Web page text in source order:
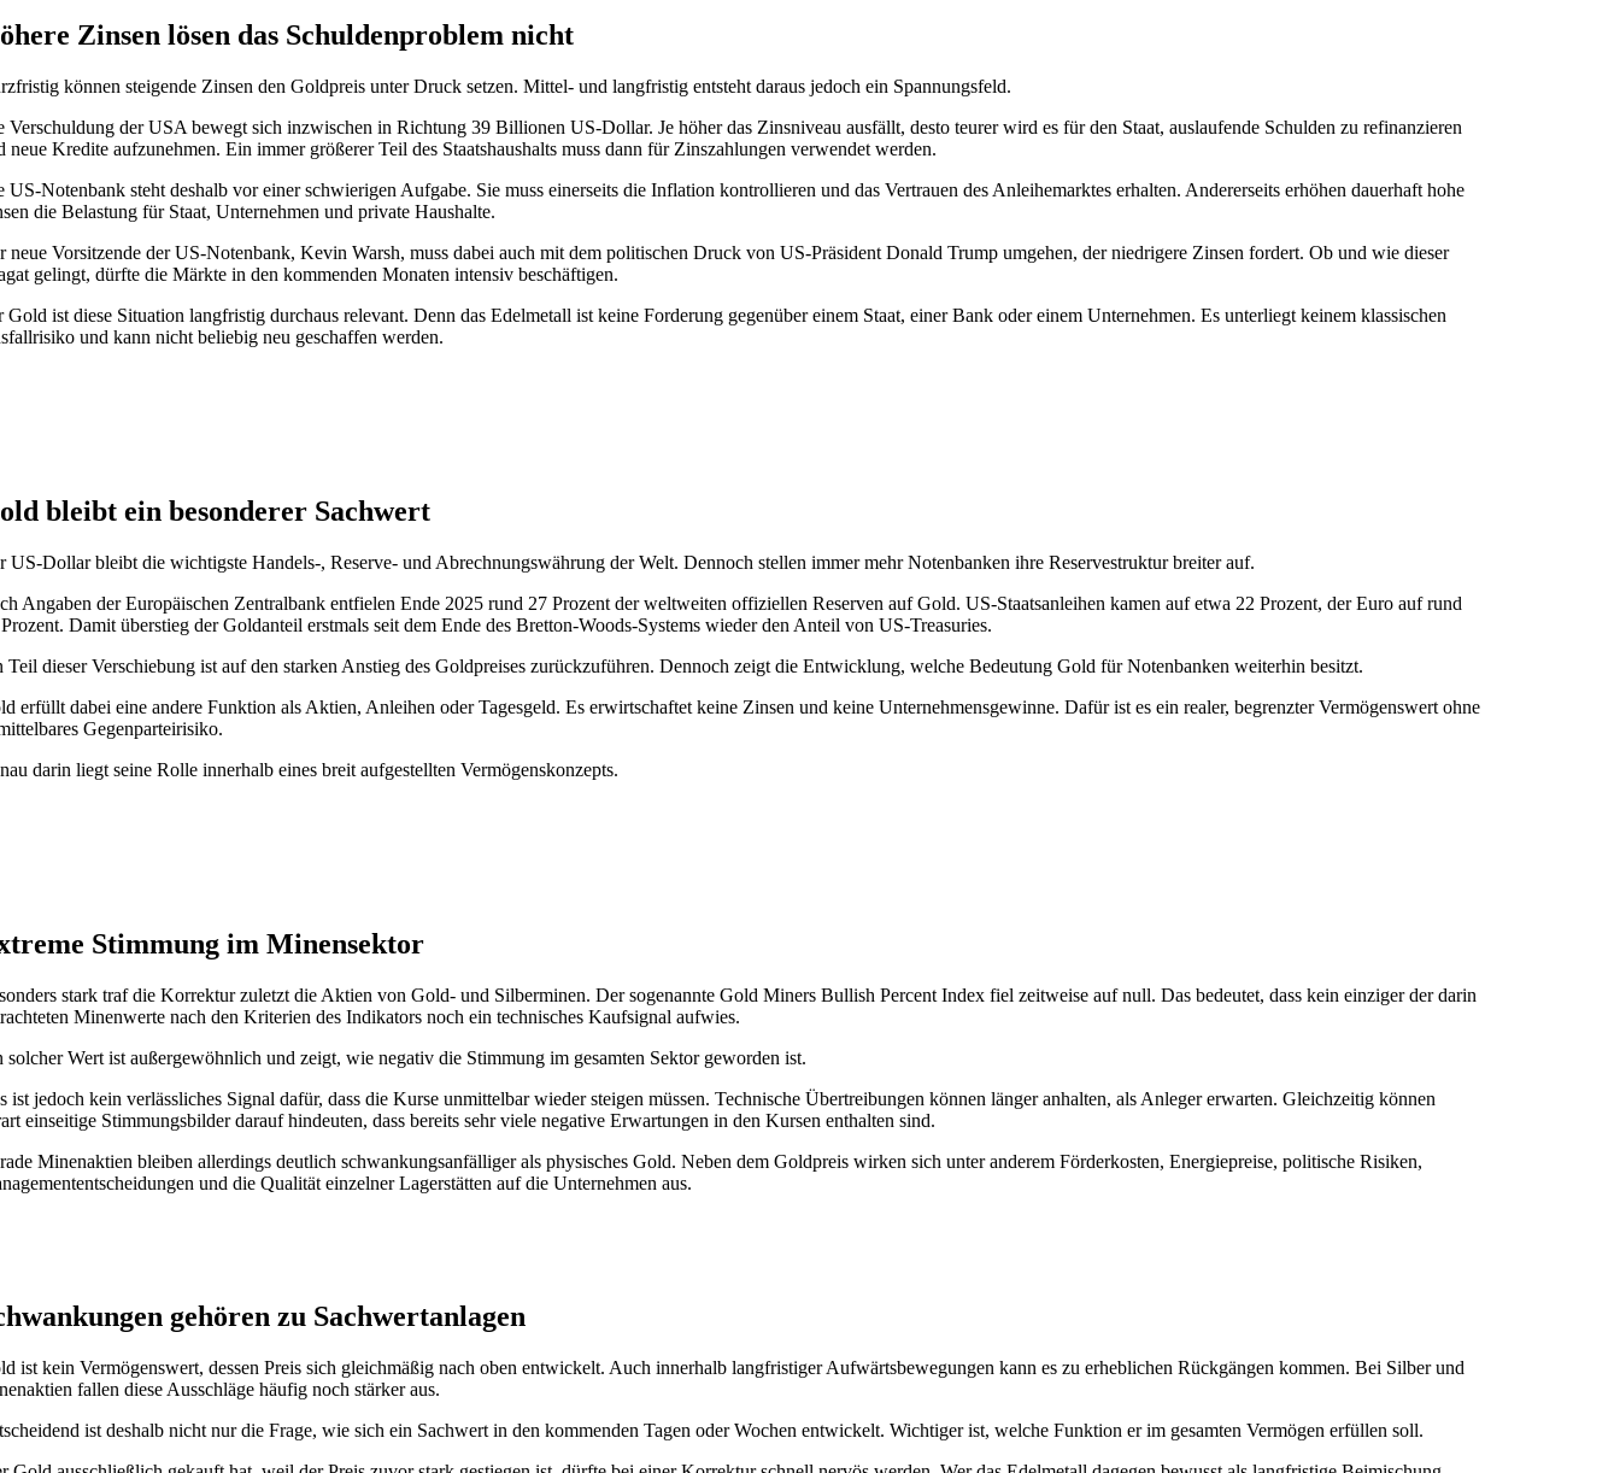
Zinsen lösen das Schuldenproblem nicht
können steigende Zinsen den Goldpreis unter Druck setzen. Mittel- und langfristig entsteht daraus jedoch ein Spannungsfeld.
Verschuldung der USA bewegt sich inzwischen in Richtung 39 Billionen US-Dollar. Je höher das Zinsniveau ausfällt, desto teurer wird es für den Staat, auslaufende Schulden zu refinanzieren
neue Kredite aufzunehmen. Ein immer größerer Teil des Staatshaushalts muss dann für Zinszahlungen verwendet werden.
US-Notenbank steht deshalb vor einer schwierigen Aufgabe. Sie muss einerseits die Inflation kontrollieren und das Vertrauen des Anleihemarktes erhalten. Andererseits erhöhen dauerhaft hohe
die Belastung für Staat, Unternehmen und private Haushalte.
neue Vorsitzende der US-Notenbank, Kevin Warsh, muss dabei auch mit dem politischen Druck von US-Präsident Donald Trump umgehen, der niedrigere Zinsen fordert. Ob und wie dieser
gelingt, dürfte die Märkte in den kommenden Monaten intensiv beschäftigen.
Gold ist diese Situation langfristig durchaus relevant. Denn das Edelmetall ist keine Forderung gegenüber einem Staat, einer Bank oder einem Unternehmen. Es unterliegt keinem klassischen
und kann nicht beliebig neu geschaffen werden.
bleibt ein besonderer Sachwert
US-Dollar bleibt die wichtigste Handels-, Reserve- und Abrechnungswährung der Welt. Dennoch stellen immer mehr Notenbanken ihre Reservestruktur breiter auf.
Angaben der Europäischen Zentralbank entfielen Ende 2025 rund 27 Prozent der weltweiten offiziellen Reserven auf Gold. US-Staatsanleihen kamen auf etwa 22 Prozent, der Euro auf rund
Damit überstieg der Goldanteil erstmals seit dem Ende des Bretton-Woods-Systems wieder den Anteil von US-Treasuries.
Teil dieser Verschiebung ist auf den starken Anstieg des Goldpreises zurückzuführen. Dennoch zeigt die Entwicklung, welche Bedeutung Gold für Notenbanken weiterhin besitzt.
erfüllt dabei eine andere Funktion als Aktien, Anleihen oder Tagesgeld. Es erwirtschaftet keine Zinsen und keine Unternehmensgewinne. Dafür ist es ein realer, begrenzter Vermögenswert ohne
Gegenparteirisiko.
darin liegt seine Rolle innerhalb eines breit aufgestellten Vermögenskonzepts.
Stimmung im Minensektor
stark traf die Korrektur zuletzt die Aktien von Gold- und Silberminen. Der sogenannte Gold Miners Bullish Percent Index fiel zeitweise auf null. Das bedeutet, dass kein einziger der darin
Minenwerte nach den Kriterien des Indikators noch ein technisches Kaufsignal aufwies.
solcher Wert ist außergewöhnlich und zeigt, wie negativ die Stimmung im gesamten Sektor geworden ist.
ist jedoch kein verlässliches Signal dafür, dass die Kurse unmittelbar wieder steigen müssen. Technische Übertreibungen können länger anhalten, als Anleger erwarten. Gleichzeitig können
einseitige Stimmungsbilder darauf hindeuten, dass bereits sehr viele negative Erwartungen in den Kursen enthalten sind.
Minenaktien bleiben allerdings deutlich schwankungsanfälliger als physisches Gold. Neben dem Goldpreis wirken sich unter anderem Förderkosten, Energiepreise, politische Risiken,
und die Qualität einzelner Lagerstätten auf die Unternehmen aus.
gehören zu Sachwertanlagen
ist kein Vermögenswert, dessen Preis sich gleichmäßig nach oben entwickelt. Auch innerhalb langfristiger Aufwärtsbewegungen kann es zu erheblichen Rückgängen kommen. Bei Silber und
fallen diese Ausschläge häufig noch stärker aus.
ist deshalb nicht nur die Frage, wie sich ein Sachwert in den kommenden Tagen oder Wochen entwickelt. Wichtiger ist, welche Funktion er im gesamten Vermögen erfüllen soll.